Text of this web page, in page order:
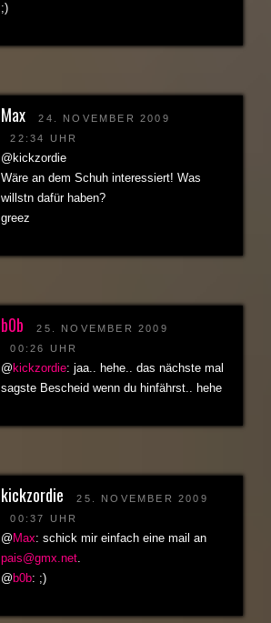
;)
Max
24. NOVEMBER 2009
22:34 UHR
@kickzordie
Wäre an dem Schuh interessiert! Was
willstn dafür haben?
greez
b0b
25. NOVEMBER 2009
00:26 UHR
@ kickzordie: jaa.. hehe.. das nächste mal
sagste Bescheid wenn du hinfährst.. hehe
kickzordie
25. NOVEMBER 2009
00:37 UHR
@ Max: schick mir einfach eine mail an
pais@gmx.net.
@ b0b: ;)